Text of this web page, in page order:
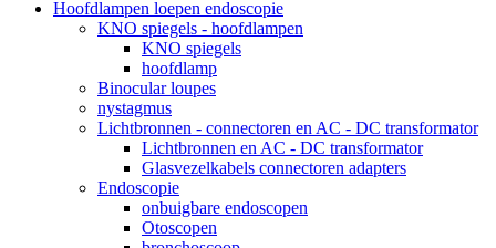
Hoofdlampen loepen endoscopie
KNO spiegels - hoofdlampen
KNO spiegels
hoofdlamp
Binocular loupes
nystagmus
Lichtbronnen - connectoren en AC - DC transformator
Lichtbronnen en AC - DC transformator
Glasvezelkabels connectoren adapters
Endoscopie
onbuigbare endoscopen
Otoscopen